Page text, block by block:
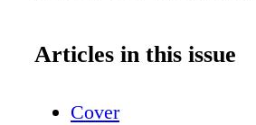
Articles in this issue
Cover